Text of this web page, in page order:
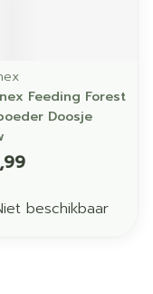
Feeding Forest
Doosje
beschikbaar